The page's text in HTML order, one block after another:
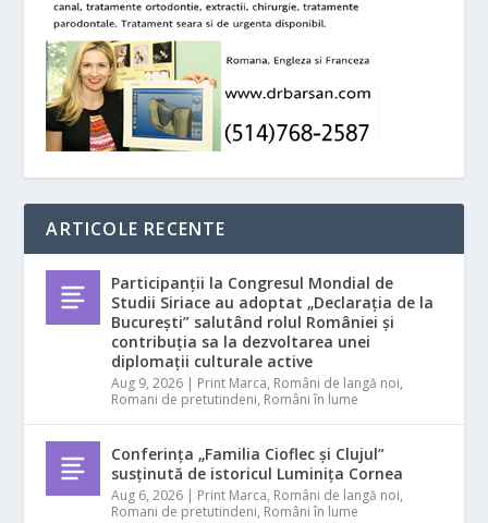
ARTICOLE RECENTE
Participanții la Congresul Mondial de
Studii Siriace au adoptat „Declarația de la
București” salutând rolul României și
contribuția sa la dezvoltarea unei
diplomații culturale active
Aug 9, 2026 | Print Marca, Români de langă noi,
Romani de pretutindeni, Români în lume
Conferința „Familia Cioflec și Clujul”
susținută de istoricul Luminița Cornea
Aug 6, 2026 | Print Marca, Români de langă noi,
Romani de pretutindeni, Români în lume